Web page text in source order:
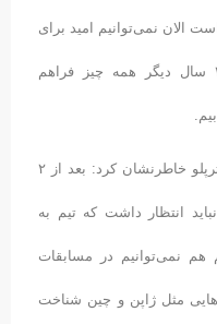
الان نمی‌توانیم امید برای
سهمیه داشته باشیم البته تا ۲ سال دیگر همه چیز فراهم
قائم مقام فدراسیون شنا، شیرجه و واترپلو خاطرنشان کرد: بعد از ۲
انتظار داشت که تیم به
هم نمی‌توانیم در مسابقات
مثل ژاپن و چین شناخت